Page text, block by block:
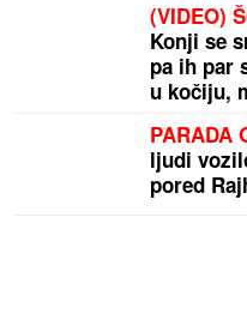
(VIDEO)
Konji se
pa ih par
u kočiju,
PARADA
ljudi
pored